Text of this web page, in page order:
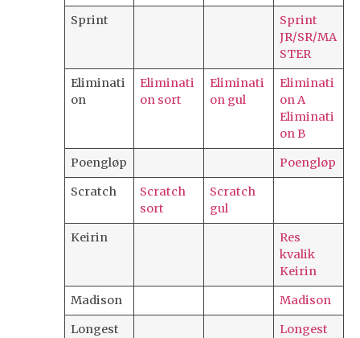
Sprint
Sprint
JR/SR/MA
STER
Eliminati
on
Eliminati
on sort
Eliminati
on gul
Eliminati
on A
Eliminati
on B
Poengløp
Poengløp
Scratch
Scratch
sort
Scratch
gul
Keirin
Res
kvalik
Keirin
Madison
Madison
Longest
Longest